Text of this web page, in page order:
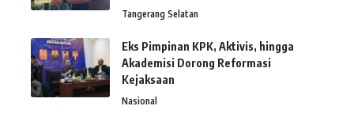
Tangerang Selatan
Eks Pimpinan KPK, Aktivis, hingga
Akademisi Dorong Reformasi
Kejaksaan
Nasional